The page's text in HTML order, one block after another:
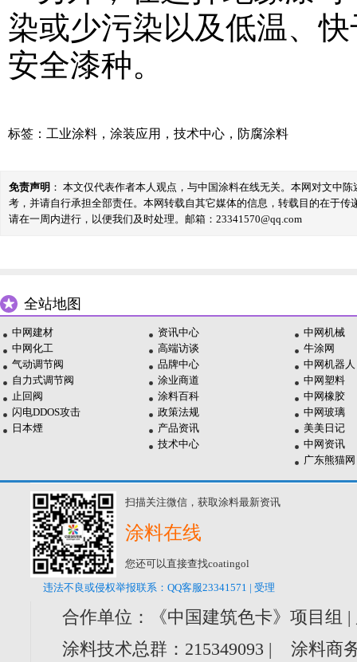
染或少污染以及低温、
安全漆种。
标签： 工业涂料 ， 涂装应用 ， 技术中心 ， 防腐涂料
免责声明 ： 本文仅代表作者本人观点，与中国涂料在线无关。本网对文中
考，并请自行承担全部责任。本网转载自其它媒体的信息，转载目的在于
请在一周内进行，以便我们及时处理。邮箱：23341570@qq.com
全站地图
中网建材
中网化工
气动调节阀
自力式调节阀
止回阀
闪电DDOS攻击
日本煙
资讯中心
高端访谈
品牌中心
涂业商道
涂料百科
政策法规
产品资讯
技术中心
中网机械
牛涂网
中网机器人
中网塑料
中网橡胶
中网玻璃
美美日记
中网资讯
广东熊猫网
扫描关注微信，获取涂料最新资讯
涂料在线
您还可以直接查找coatingol
违法不良或侵权举报联系：QQ客服23341571 | 受理
合作单位：《中国建筑色卡》项目组
涂料技术总群：215349093 | 涂料商